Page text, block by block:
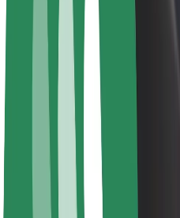
Sürücülər
Sürücü qazancı
Kuryerlər
Kuryer qazancı
Bolt Food təchizatçıları
Sahibkarlar
Françayzinq